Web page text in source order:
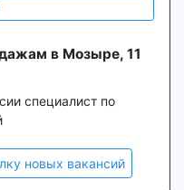
в Мозыре, 11
специалист по
новых вакансий